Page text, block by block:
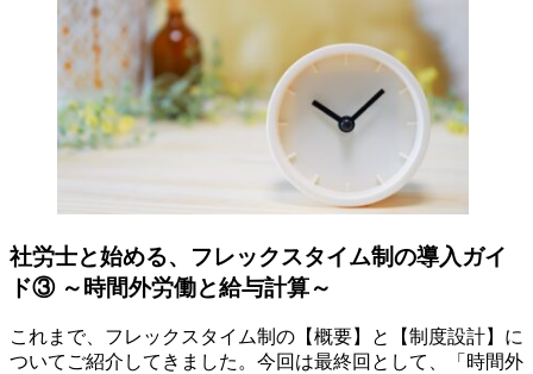
社労士と始める、フレックスタイム制の導入ガイ
ド③ ～時間外労働と給与計算～
これまで、フレックスタイム制の【概要】と【制度設計】に
ついてご紹介してきました。今回は最終回として、「時間外